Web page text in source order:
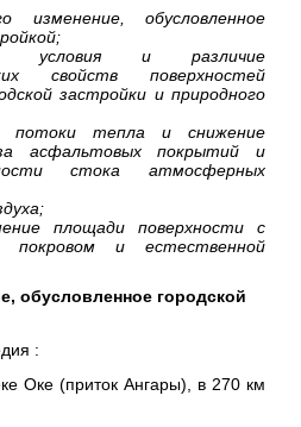
обусловленное
условия и различие
свойств поверхностей
застройки и природного
потоки тепла и снижение
за асфальтовых покрытий и
стока атмосферных
площади поверхности с
покровом и естественной
обусловленное городской
:
Оке (приток Ангары), в 270 км